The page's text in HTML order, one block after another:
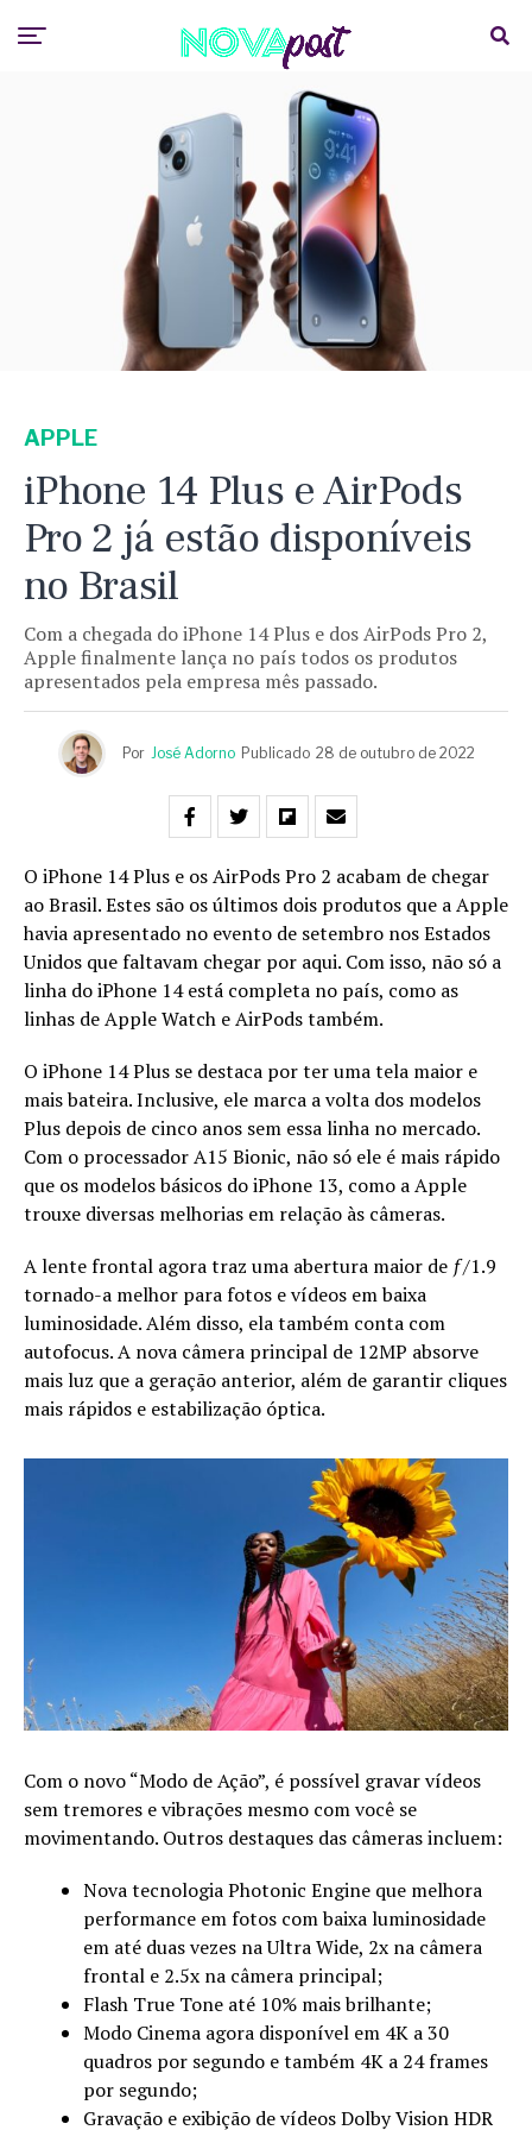
APPLE
iPhone 14 Plus e AirPods
Pro 2 já estão disponíveis
no Brasil
Com a chegada do iPhone 14 Plus e dos AirPods Pro 2,
Apple finalmente lança no país todos os produtos
apresentados pela empresa mês passado.
Por José Adorno Publicado 28 de outubro de 2022
O iPhone 14 Plus e os AirPods Pro 2 acabam de chegar
ao Brasil. Estes são os últimos dois produtos que a Apple
havia apresentado no evento de setembro nos Estados
Unidos que faltavam chegar por aqui. Com isso, não só a
linha do iPhone 14 está completa no país, como as
linhas de Apple Watch e AirPods também.
O iPhone 14 Plus se destaca por ter uma tela maior e
mais bateira. Inclusive, ele marca a volta dos modelos
Plus depois de cinco anos sem essa linha no mercado.
Com o processador A15 Bionic, não só ele é mais rápido
que os modelos básicos do iPhone 13, como a Apple
trouxe diversas melhorias em relação às câmeras.
A lente frontal agora traz uma abertura maior de ƒ/1.9
tornado-a melhor para fotos e vídeos em baixa
luminosidade. Além disso, ela também conta com
autofocus. A nova câmera principal de 12MP absorve
mais luz que a geração anterior, além de garantir cliques
mais rápidos e estabilização óptica.
Com o novo “Modo de Ação”, é possível gravar vídeos
sem tremores e vibrações mesmo com você se
movimentando. Outros destaques das câmeras incluem:
Nova tecnologia Photonic Engine que melhora
performance em fotos com baixa luminosidade
em até duas vezes na Ultra Wide, 2x na câmera
frontal e 2.5x na câmera principal;
Flash True Tone até 10% mais brilhante;
Modo Cinema agora disponível em 4K a 30
quadros por segundo e também 4K a 24 frames
por segundo;
Gravação e exibição de vídeos Dolby Vision HDR